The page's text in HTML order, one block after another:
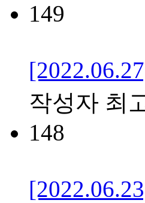
149
작성자 최
148